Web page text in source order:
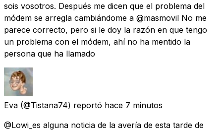
sois vosotros. Después me dicen que el problema del
módem se arregla cambiándome a @masmovil No me
parece correcto, pero si le doy la razón en que tengo
un problema con el módem, ahí no ha mentido la
persona que ha llamado
Eva (@Tistana74) reportó hace 7 minutos
@Lowi_es alguna noticia de la avería de esta tarde de